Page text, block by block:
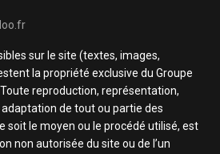
sur le site (textes, images,
la propriété exclusive du Groupe
reproduction, représentation,
de tout ou partie des
soit le moyen ou le procédé utilisé, est
non autorisée du site ou de l’un